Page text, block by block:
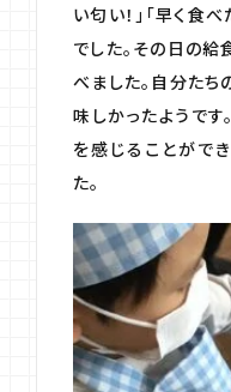
い匂い！」「早く食
でした。その日の
べました。自分た
味しかったようで
を感じることがで
た。